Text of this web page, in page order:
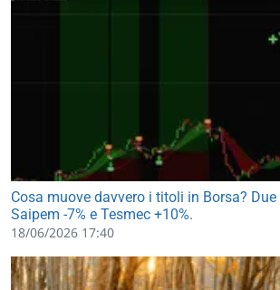
Cosa muove davvero i titoli in Borsa?
Saipem -7% e Tesmec +10%.
18/06/2026 17:40